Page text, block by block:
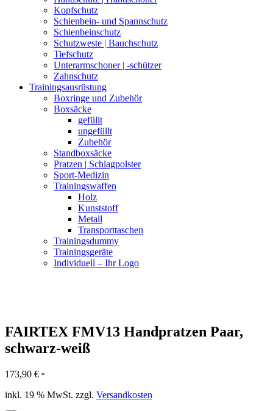
Kopfschutz
Schienbein- und Spannschutz
Schienbeinschutz
Schutzweste | Bauchschutz
Tiefschutz
Unterarmschoner | -schützer
Zahnschutz
Trainingsausrüstung
Boxringe und Zubehör
Boxsäcke
gefüllt
ungefüllt
Zubehör
Standboxsäcke
Pratzen | Schlagpolster
Sport-Medizin
Trainingswaffen
Holz
Kunststoff
Metall
Transporttaschen
Trainingsdummy
Trainingsgeräte
Individuell – Ihr Logo
FAIRTEX FMV13 Handpratzen Paar,
schwarz-weiß
173,90 € *
inkl. 19 % MwSt. zzgl. Versandkosten